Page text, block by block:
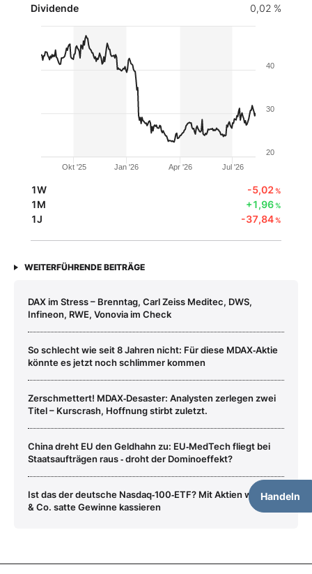
Dividende
0,02 %
Handeln
Okt '25 Jan '26 Apr '26 Jul '26
20
30
40
1W -5,02%
1M +1,96%
1J -37,84%
WEITERFÜHRENDE BEITRÄGE
DAX im Stress – Brenntag, Carl Zeiss Meditec, DWS,
Infineon, RWE, Vonovia im Check
So schlecht wie seit 8 Jahren nicht: Für diese MDAX‑Aktie
könnte es jetzt noch schlimmer kommen
Zerschmettert! MDAX‑Desaster: Analysten zerlegen zwei
Titel – Kurscrash, Hoffnung stirbt zuletzt.
China dreht EU den Geldhahn zu: EU‑MedTech fliegt bei
Staatsaufträgen raus ‑ droht der Dominoeffekt?
Ist das der deutsche Nasdaq‑100‑ETF? Mit Aktien wie SAP
& Co. satte Gewinne kassieren